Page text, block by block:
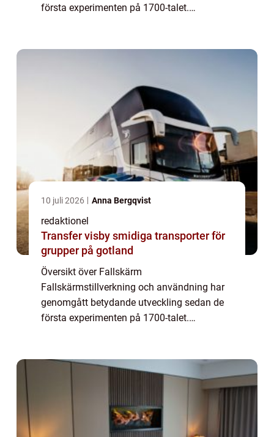
första experimenten på 1700-talet.
10 juli 2026 Anna Bergqvist
redaktionel
Transfer visby smidiga transporter för
grupper på gotland
Översikt över Fallskärm
Fallskärmstillverkning och användning har
genomgått betydande utveckling sedan de
första experimenten på 1700-talet.
där en individ hoppa...